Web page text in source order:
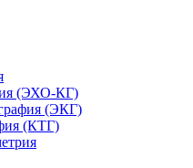
(ЭХО-КГ)
(ЭКГ)
(КТГ)